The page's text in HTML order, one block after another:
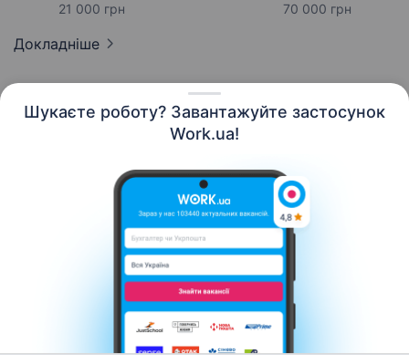
Шукаєте роботу? Завантажуйте застосунок
Work.ua!
21 000 грн 70 000 грн
Докладніше
Контакти Про нас
Кар’єра
Допомога Умови використання